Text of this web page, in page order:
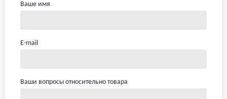
Ваше имя
E-mail
Ваши вопросы относительно товара